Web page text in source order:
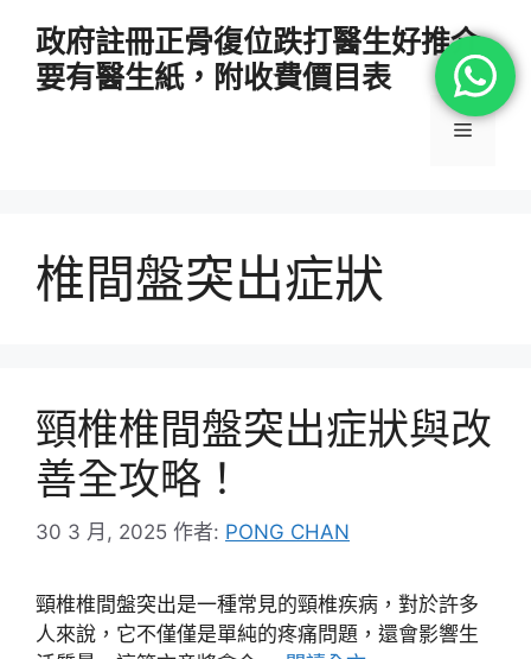
政府註冊正骨復位跌打醫生好推介
要有醫生紙，附收費價目表
選
椎間盤突出症狀
頸椎椎間盤突出症狀與改
善全攻略！
30 3 月, 2025 作者: PONG CHAN
頸椎椎間盤突出是一種常見的頸椎疾病，對於許多
人來說，它不僅僅是單純的疼痛問題，還會影響生